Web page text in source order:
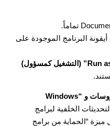
البرنامج الموجودة على
3. التحقق من برنامج مكافحة الفيروسات و “Windows
الخلفية لبرامج
ميزة “الحماية من برامج